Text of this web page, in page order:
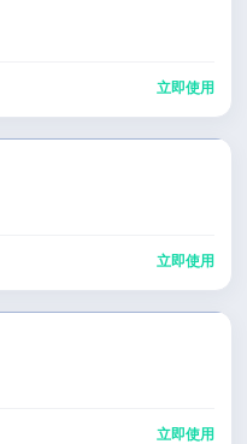
立即使用
立即使用
立即使用